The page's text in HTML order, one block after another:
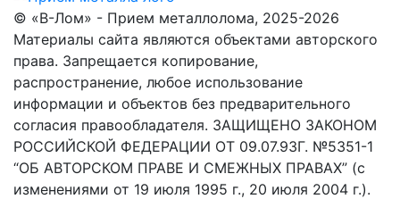
© «В-Лом» - Прием металлолома, 2025-2026
Материалы сайта являются объектами авторского
права. Запрещается копирование,
распространение, любое использование
информации и объектов без предварительного
согласия правообладателя. ЗАЩИЩЕНО ЗАКОНОМ
РОССИЙСКОЙ ФЕДЕРАЦИИ ОТ 09.07.93Г. №5351-1
“ОБ АВТОРСКОМ ПРАВЕ И СМЕЖНЫХ ПРАВАХ” (с
изменениями от 19 июля 1995 г., 20 июля 2004 г.).